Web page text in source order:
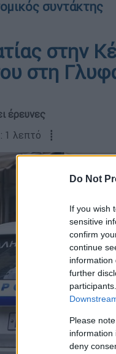
Do Not
If you wish
sensitive
confirm
continue
information
further
Please
information
deny
συντάκτης
στην
στη
έρευνες
1 λεπτό ┋